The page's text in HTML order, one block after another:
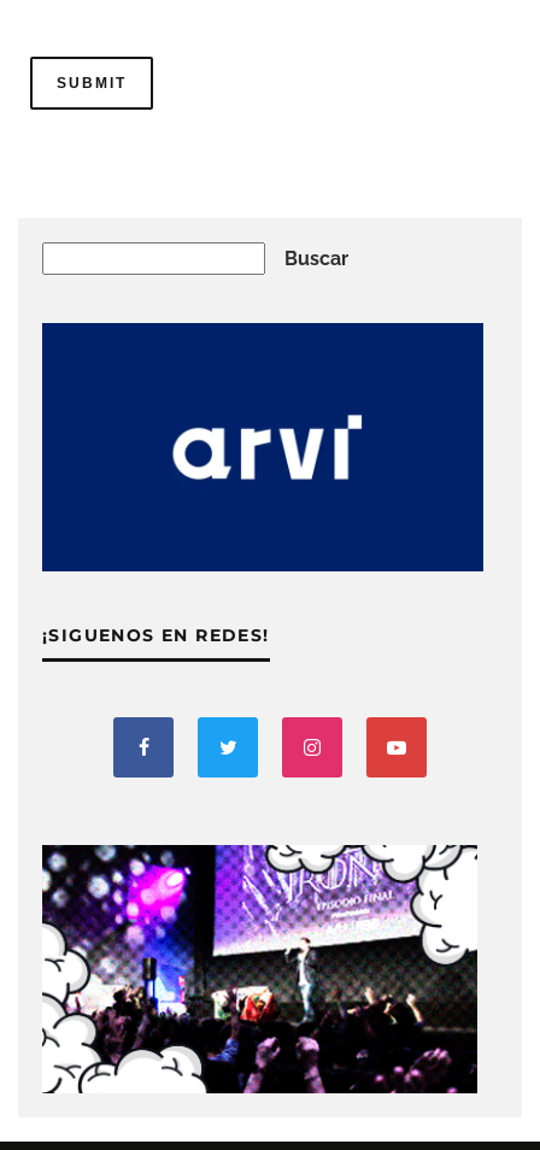
Buscar
¡SIGUENOS EN REDES!